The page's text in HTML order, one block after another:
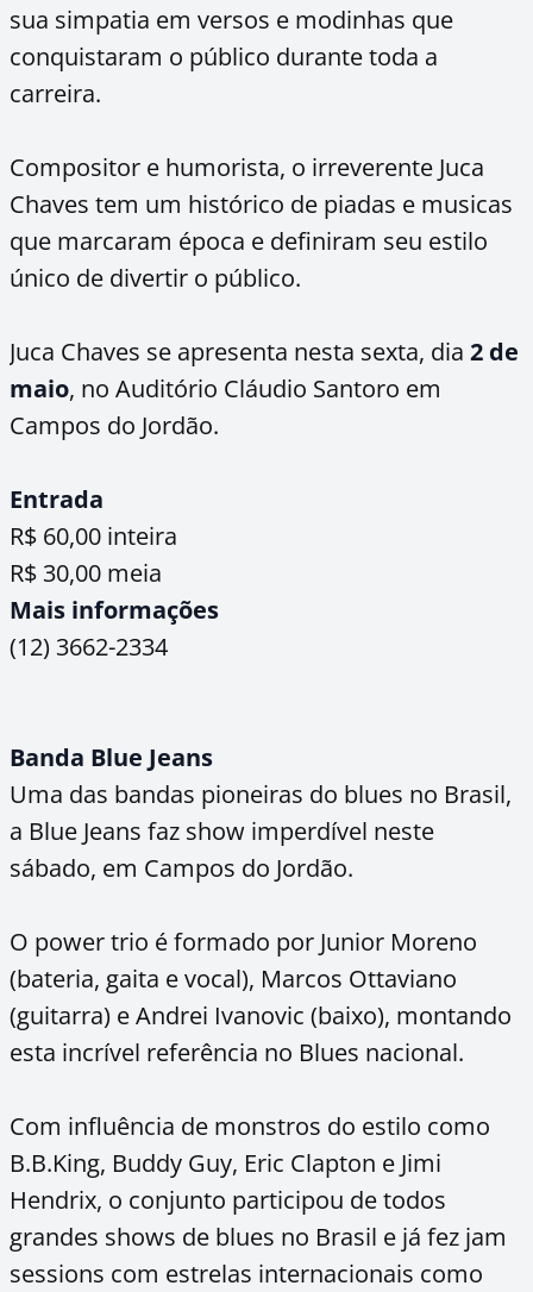
sua simpatia em versos e modinhas que
conquistaram o público durante toda a
carreira.
Compositor e humorista, o irreverente Juca
Chaves tem um histórico de piadas e musicas
que marcaram época e definiram seu estilo
único de divertir o público.
Juca Chaves se apresenta nesta sexta, dia 2 de
maio, no Auditório Cláudio Santoro em
Campos do Jordão.
Entrada
R$ 60,00 inteira
R$ 30,00 meia
Mais informações
(12) 3662-2334
Banda Blue Jeans
Uma das bandas pioneiras do blues no Brasil,
a Blue Jeans faz show imperdível neste
sábado, em Campos do Jordão.
O power trio é formado por Junior Moreno
(bateria, gaita e vocal), Marcos Ottaviano
(guitarra) e Andrei Ivanovic (baixo), montando
esta incrível referência no Blues nacional.
Com influência de monstros do estilo como
B.B.King, Buddy Guy, Eric Clapton e Jimi
Hendrix, o conjunto participou de todos
grandes shows de blues no Brasil e já fez jam
sessions com estrelas internacionais como